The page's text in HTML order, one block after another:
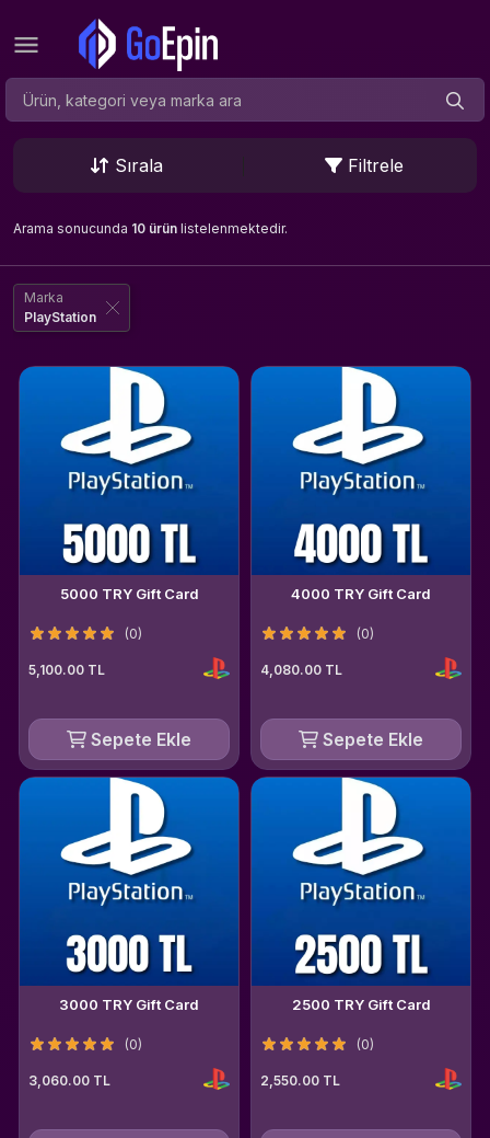
Sırala Filtrele
Arama sonucunda 10 ürün listelenmektedir.
Marka
PlayStation
5000 TRY Gift Card
(0)
5,100.00 TL
Sepete Ekle
4000 TRY Gift Card
(0)
4,080.00 TL
Sepete Ekle
3000 TRY Gift Card
(0)
3,060.00 TL
2500 TRY Gift Card
(0)
2,550.00 TL